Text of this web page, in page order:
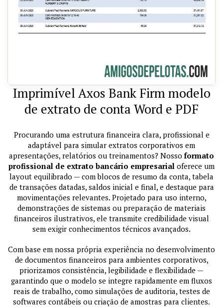
Imprimível Axos Bank Firm modelo
de extrato de conta Word e PDF
Procurando uma estrutura financeira clara, profissional e
adaptável para simular extratos corporativos em
apresentações, relatórios ou treinamentos? Nosso formato
profissional de extrato bancário empresarial oferece um
layout equilibrado — com blocos de resumo da conta, tabela
de transações datadas, saldos inicial e final, e destaque para
movimentações relevantes. Projetado para uso interno,
demonstrações de sistemas ou preparação de materiais
financeiros ilustrativos, ele transmite credibilidade visual
sem exigir conhecimentos técnicos avançados.
Com base em nossa própria experiência no desenvolvimento
de documentos financeiros para ambientes corporativos,
priorizamos consistência, legibilidade e flexibilidade —
garantindo que o modelo se integre rapidamente em fluxos
reais de trabalho, como simulações de auditoria, testes de
softwares contábeis ou criação de amostras para clientes.